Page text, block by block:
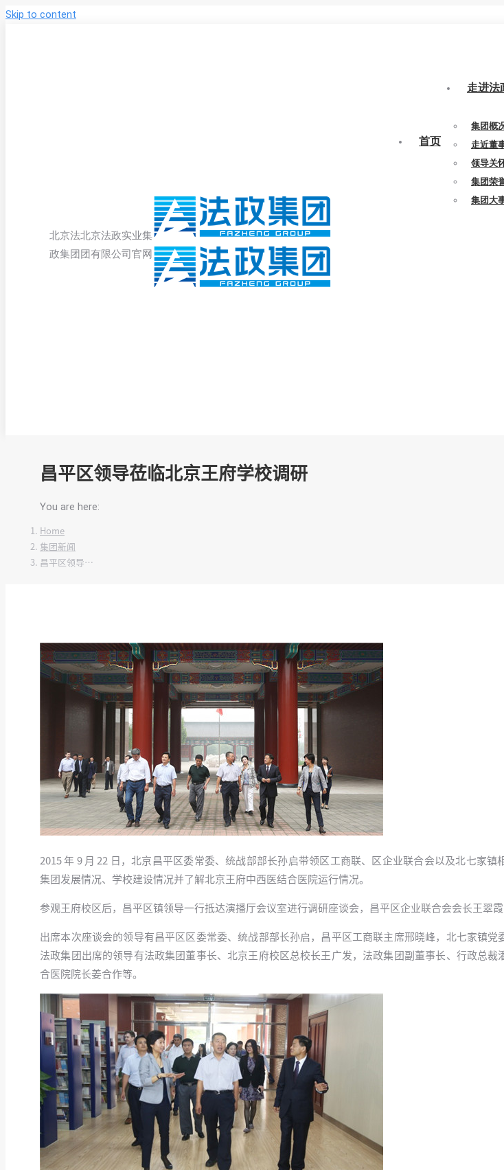
Skip to content
北京法
政集团
北京法政实业集
团有限公司官网
首页
走进法
集团概
走近董
领导关
集团荣
集团大
昌平区领导莅临北京王府学校调研
You are here:
Home
集团新闻
昌平区领导…
2015 年 9 月 22 日，北京昌平区委常委、统战部部长孙启带领区工商联、区企业联合会以及北七家
集团发展情况、学校建设情况并了解北京王府中西医结合医院运行情况。
参观王府校区后，昌平区镇领导一行抵达演播厅会议室进行调研座谈会，昌平区企业联合会会长王翠霞
出席本次座谈会的领导有昌平区区委常委、统战部部长孙启，昌平区工商联主席邢晓峰，北七家镇党
法政集团出席的领导有法政集团董事长、北京王府校区总校长王广发，法政集团副董事长、行政总裁
合医院院长姜合作等。